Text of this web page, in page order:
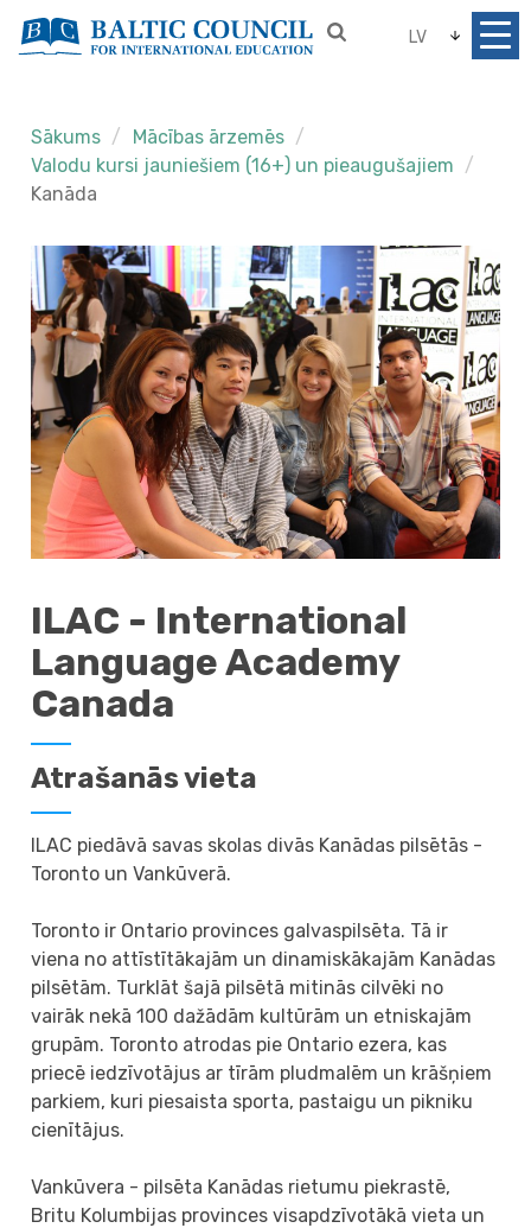
LV
Sākums
Mācības ārzemēs
Valodu kursi jauniešiem (16+) un pieaugušajiem
Kanāda
ILAC - International
Language Academy
Canada
Atrašanās vieta
ILAC piedāvā savas skolas divās Kanādas pilsētās -
Toronto un Vankūverā.
Toronto ir Ontario provinces galvaspilsēta. Tā ir
viena no attīstītākajām un dinamiskākajām Kanādas
pilsētām. Turklāt šajā pilsētā mitinās cilvēki no
vairāk nekā 100 dažādām kultūrām un etniskajām
grupām. Toronto atrodas pie Ontario ezera, kas
priecē iedzīvotājus ar tīrām pludmalēm un krāšņiem
parkiem, kuri piesaista sporta, pastaigu un pikniku
cienītājus.
Vankūvera - pilsēta Kanādas rietumu piekrastē,
Britu Kolumbijas provinces visapdzīvotākā vieta un